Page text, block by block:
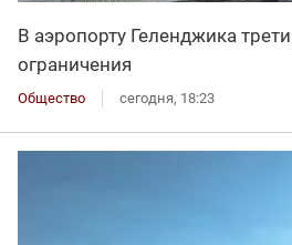
В аэропорту Геленджика
ограничения
Общество сегодня, 18:23